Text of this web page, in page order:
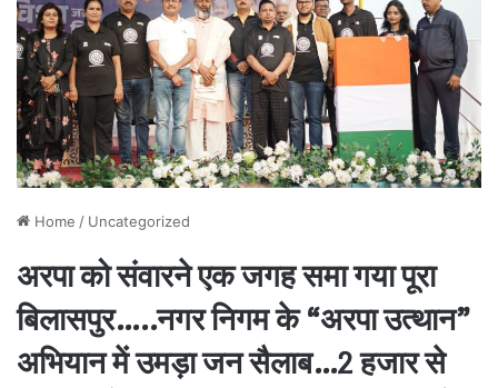
Home / Uncategorized
अरपा को संवारने एक जगह समा गया पूरा
बिलासपुर…..नगर निगम के “अरपा उत्थान”
अभियान में उमड़ा जन सैलाब…2 हजार से